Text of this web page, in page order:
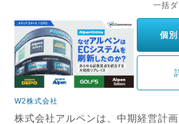
一括
個
W2株式会社
株式会社アルペンは、中期経営計